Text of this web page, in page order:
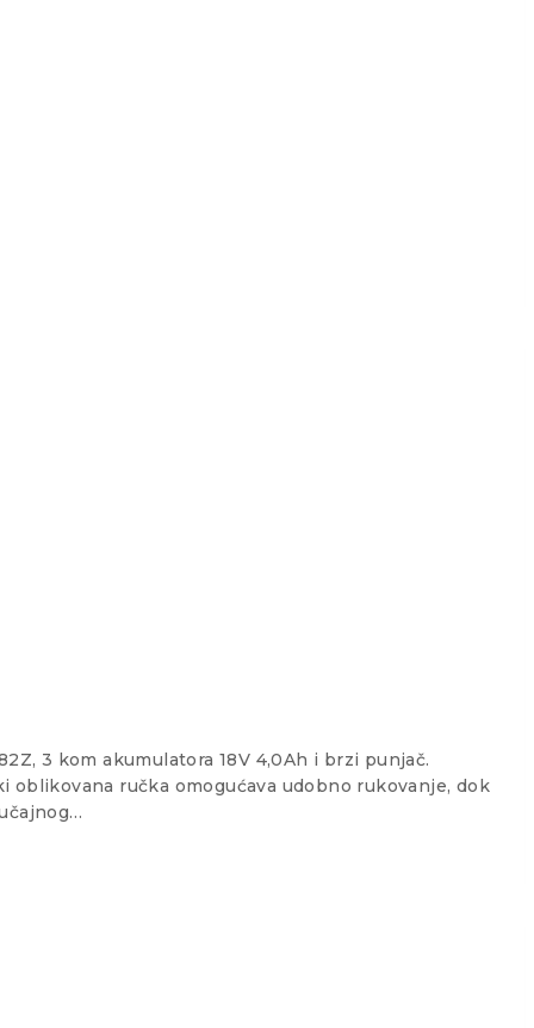
3 kom akumulatora 18V 4,0Ah i brzi punjač.
oblikovana ručka omogućava udobno rukovanje, dok